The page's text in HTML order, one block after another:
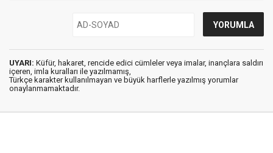
UYARI: Küfür, hakaret, rencide edici cümleler veya imalar, inançlara saldırı
içeren, imla kuralları ile yazılmamış,
Türkçe karakter kullanılmayan ve büyük harflerle yazılmış yorumlar
onaylanmamaktadır.